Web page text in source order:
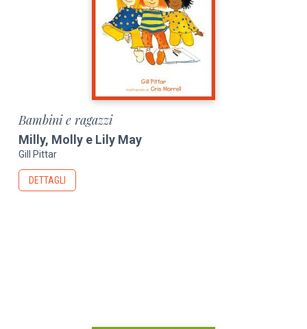
Bambini e ragazzi
Milly, Molly e Lily May
Gill Pittar
DETTAGLI